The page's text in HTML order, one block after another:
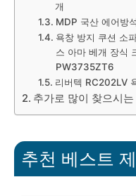
개
MDP 국산 에어방
욕창 방지 쿠션 소
스 아마 베개 장식
PW3735ZT6
리버텍 RC202LV
추가로 많이 찾으시
추천 베스트